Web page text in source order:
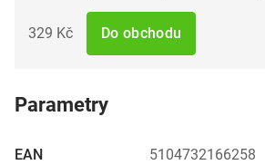
329 Kč Do obchodu
Parametry
EAN 5104732166258